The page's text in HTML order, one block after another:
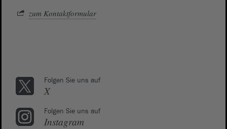
zum Kontaktformular
Folgen Sie uns auf
X
Folgen Sie uns auf
Instagram